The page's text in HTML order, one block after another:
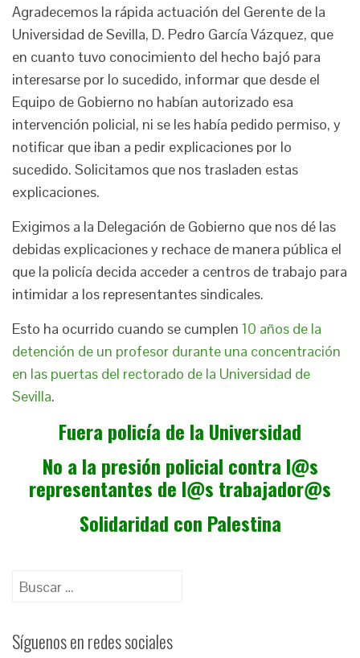
Agradecemos la rápida actuación del Gerente de la
Universidad de Sevilla, D. Pedro García Vázquez, que
en cuanto tuvo conocimiento del hecho bajó para
interesarse por lo sucedido, informar que desde el
Equipo de Gobierno no habían autorizado esa
intervención policial, ni se les había pedido permiso, y
notificar que iban a pedir explicaciones por lo
sucedido. Solicitamos que nos trasladen estas
explicaciones.
Exigimos a la Delegación de Gobierno que nos dé las
debidas explicaciones y rechace de manera pública el
que la policía decida acceder a centros de trabajo para
intimidar a los representantes sindicales.
Esto ha ocurrido cuando se cumplen 10 años de la
detención de un profesor durante una concentración
en las puertas del rectorado de la Universidad de
Sevilla.
Fuera policía de la Universidad
No a la presión policial contra l@s
representantes de l@s trabajador@s
Solidaridad con Palestina
Buscar:
Síguenos en redes sociales